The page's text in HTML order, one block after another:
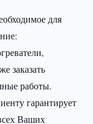
для
заказать
работы.
гарантирует
Ваших